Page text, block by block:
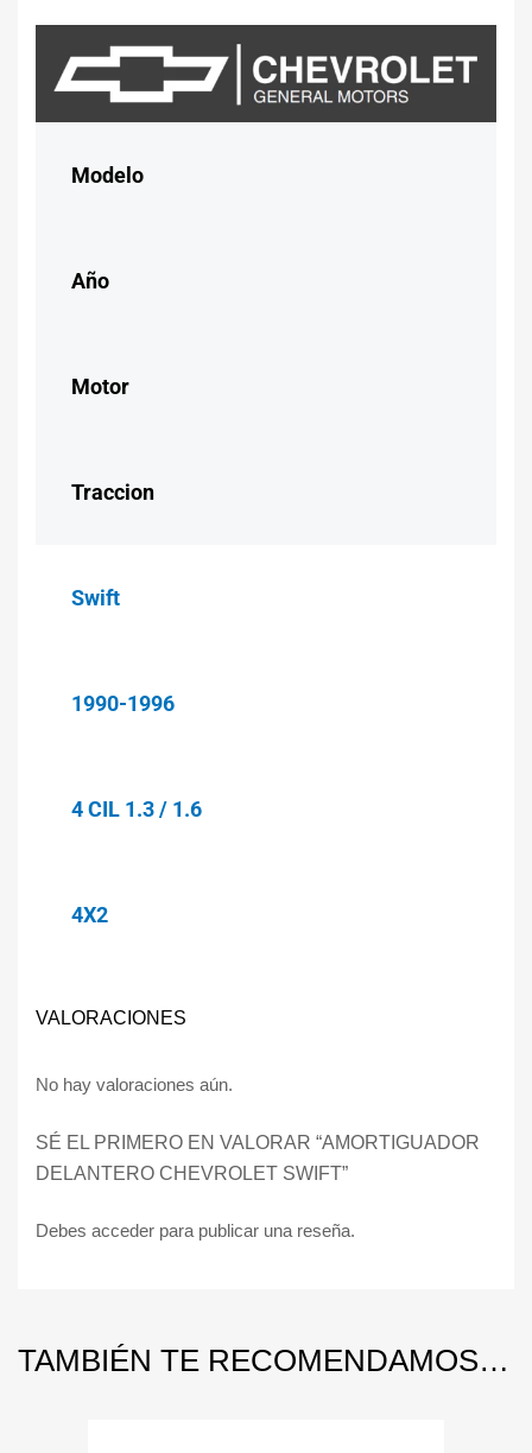
Modelo
Año
Motor
Traccion
Swift
1990-1996
4 CIL 1.3 / 1.6
4X2
VALORACIONES
No hay valoraciones aún.
SÉ EL PRIMERO EN VALORAR “AMORTIGUADOR
DELANTERO CHEVROLET SWIFT”
Debes acceder para publicar una reseña.
TAMBIÉN TE RECOMENDAMOS…